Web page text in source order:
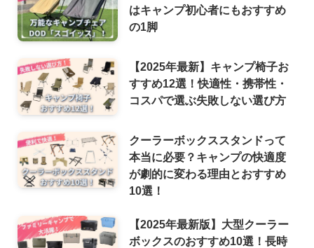
はキャンプ初心者にもおすすめ
の1脚
【2025年最新】キャンプ椅子お
すすめ12選！快適性・携帯性・
コスパで選ぶ失敗しない選び方
クーラーボックススタンドって
本当に必要？キャンプの快適度
が劇的に変わる理由とおすすめ
10選！
【2025年最新版】大型クーラー
ボックスのおすすめ10選！長時